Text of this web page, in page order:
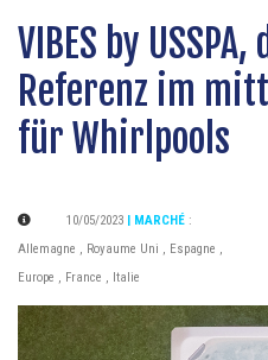
VIBES by
Referenz im
für Whirlpools
10/05/2023 | MARCHÉ :
Allemagne , Royaume Uni , Espagne ,
Europe , France , Italie